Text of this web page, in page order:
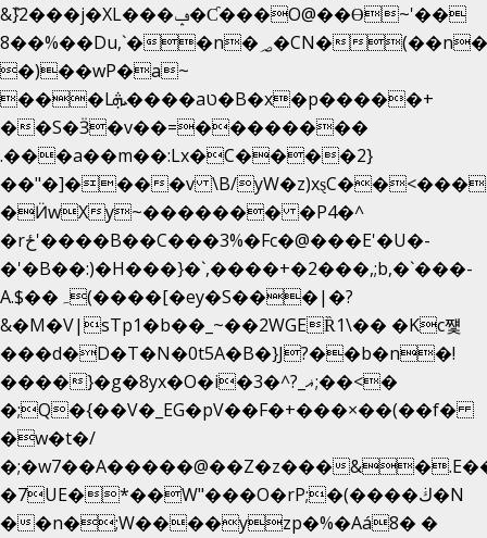
&݉}2���j�XL���ݡ�Ƈ���O@��Ɵ~'��
8��%��Du,`��n�؃�CN�(��n��ւ���B�9��
�)��wP�a~
���Lܞ����aט�B�x�p�����+
��S�Ӟ�v��=��������
.���a��m��:Lx�C����2}
��"�]����v \B/
�ӤwXy~������� �P4�^
�rځ'����B��C���3%�Fc�@���E'�U�-
�'�B��:)�H���}�`,����+�2���,;b,�`���-
A.$��ہ(����[�ey�S���|�?
&�M�V|sTp1�b��_~��2WGEȐ1\�� �Kc쩇
���d�D�T�N�0t5A�B�}J?��b�n�!
����}�g�8yx�O�i�3�^?_ޣ;��<�
�;Q�{��V�_EG�pV��F�+���×��(��f�
�w�t�/
�;�w7��A�����@��Z�z���
�7UE�*��W"���O�rP;�(����ڬ�N
��n�;W����yzp�%�Aá8� �